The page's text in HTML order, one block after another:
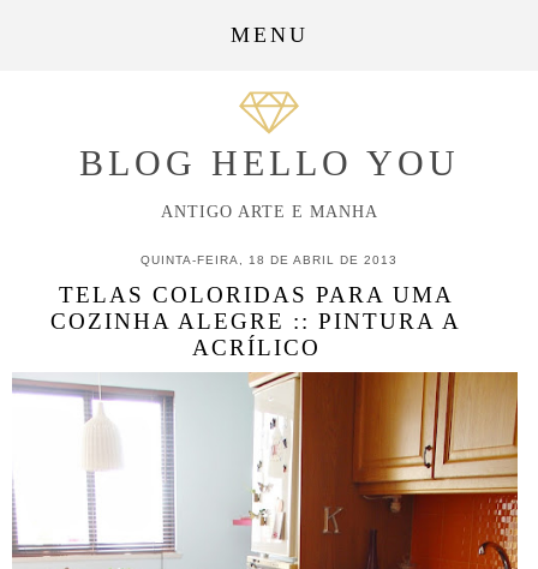
MENU
BLOG HELLO YOU
ANTIGO ARTE E MANHA
QUINTA-FEIRA, 18 DE ABRIL DE 2013
TELAS COLORIDAS PARA UMA
COZINHA ALEGRE :: PINTURA A
ACRÍLICO